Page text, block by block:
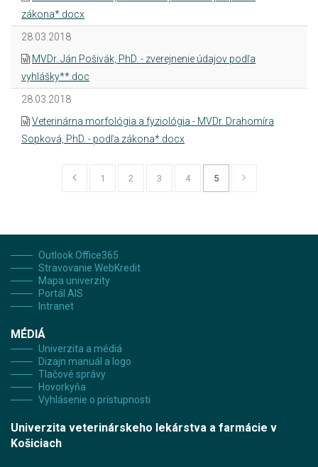
zákona*.docx
28.03.2018
MVDr. Ján Pošivák, PhD. - zverejnenie údajov podľa
vyhlášky**.doc
28.03.2018
Veterinárna morfológia a fyziológia - MVDr. Drahomíra
Sopková, PhD. - podľa zákona*.docx
1 2 3 4 5
Outlook Office365
Stravovanie WebKredit
Mapa univerzity
Portál AIS
Intranet
MÉDIÁ
Univerzita a médiá
Dizajn manuál a logo
Tlačové správy
Hovorkyňa
Vyhlásenie o prístupnosti
Univerzita veterinárskeho lekárstva a farmácie v
Košiciach